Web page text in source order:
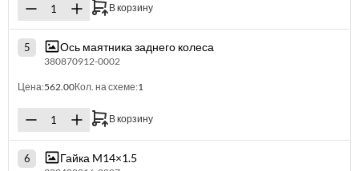
В корзину
5 Ось маятника заднего колеса
380870912-0002
Цена:562.00Кол. на схеме:1
В корзину
6 Гайка M14×1.5